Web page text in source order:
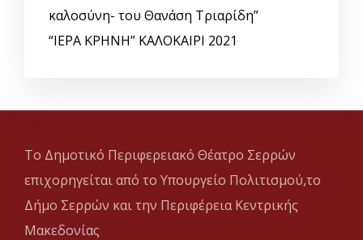
καλοσύνη- του Θανάση Τριαρίδη”
“ΙΕΡΑ ΚΡΗΝΗ” ΚΑΛΟΚΑΙΡΙ 2021
Το Δημοτικό Περιφερειακό Θέατρο Σερρών
επιχορηγείται από το Υπουργείο Πολιτισμού,το
Δήμο Σερρών και την Περιφέρεια Κεντρικής
Μακεδονίας